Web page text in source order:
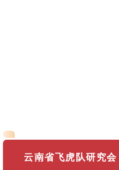
云南省飞虎队研究会